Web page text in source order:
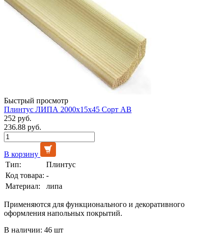
Быстрый просмотр
Плинтус ЛИПА 2000х15х45 Сорт АВ
252 руб.
236.88 руб.
В корзину
Тип:
Плинтус
Код товара: -
Материал:
липа
Применяются для функционального и декоративного
оформления напольных покрытий.
В наличии: 46 шт